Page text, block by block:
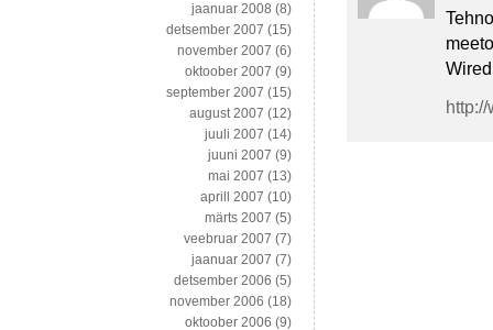
jaanuar 2008 (8)
detsember 2007 (15)
november 2007 (6)
oktoober 2007 (9)
september 2007 (15)
august 2007 (12)
juuli 2007 (14)
juuni 2007 (9)
mai 2007 (13)
aprill 2007 (10)
märts 2007 (5)
veebruar 2007 (7)
jaanuar 2007 (7)
detsember 2006 (5)
november 2006 (18)
oktoober 2006 (9)